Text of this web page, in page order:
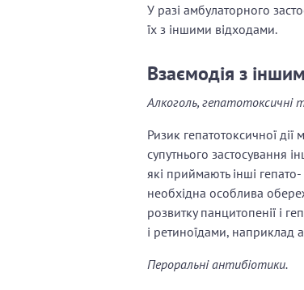
У разі амбулаторного
їх з іншими відходами.
Взаємодія з
Алкоголь, гепатотоксичні
Ризик гепатотоксичної
супутнього застосування
які приймають інші
необхідна особлива
розвитку панцитопенії і
і ретиноїдами, наприклад
Пероральні антибіотики.